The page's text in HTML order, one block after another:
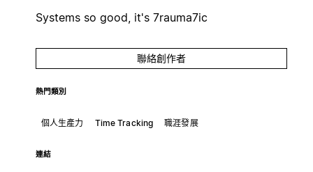
Systems so good, it's 7rauma7ic
聯絡創作者
熱門類別
個人生產力 Time Tracking 職涯發展
連結